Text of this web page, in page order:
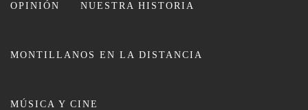
OPINIÓN NUESTRA HISTORIA
MONTILLANOS EN LA DISTANCIA
MÚSICA Y CINE
La Junta amplía 189 trabajadores la